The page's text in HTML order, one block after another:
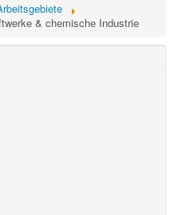
& chemische Industrie